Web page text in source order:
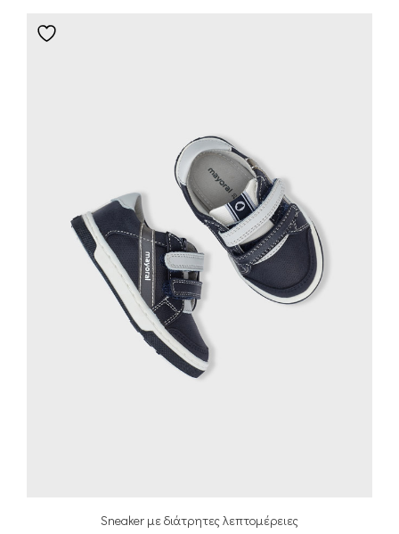
Sneaker με διάτρητες λεπτομέρειες